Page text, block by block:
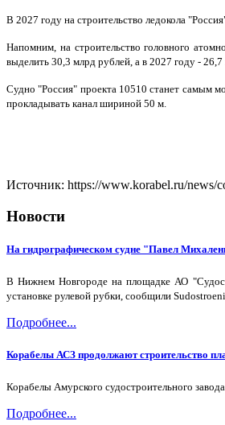
В 2027 году на строительство ледокола
Напомним, на строительство головного
выделить 30,3 млрд рублей, а в 2027 году -
Судно "Россия" проекта 10510 станет самым
прокладывать канал шириной 50 м.
Источник: https://www.korabel.ru/news/
Новости
На гидрографическом судне "Павел
В Нижнем Новгороде на площадке АО
установке рулевой рубки, сообщили
Подробнее...
Корабелы АСЗ продолжают строительство
Корабелы Амурского судостроительного
Подробнее...